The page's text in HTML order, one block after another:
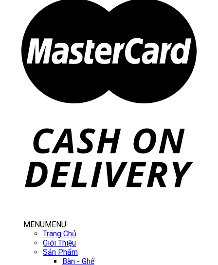
MENUMENU
Trang Chủ
Giới Thiệu
Sản Phẩm
Bàn - Ghế